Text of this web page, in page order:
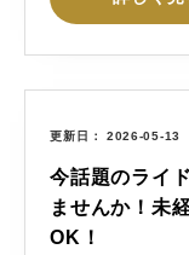
更新日 2026-05-13
今話題のライ
ませんか！未
OK！